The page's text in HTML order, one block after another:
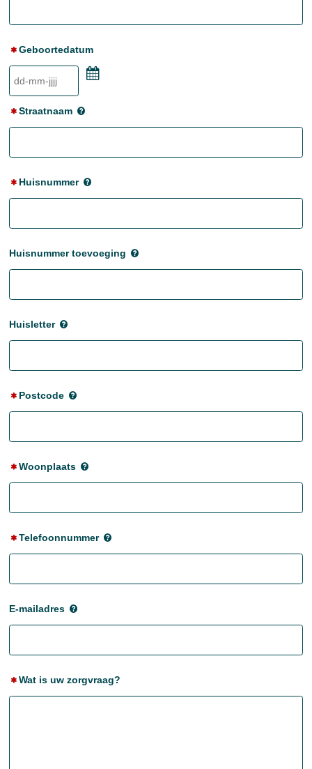
Geboortedatum
Straatnaam
Huisnummer
Huisnummer toevoeging
Huisletter
Postcode
Woonplaats
Telefoonnummer
E-mailadres
Wat is uw zorgvraag?